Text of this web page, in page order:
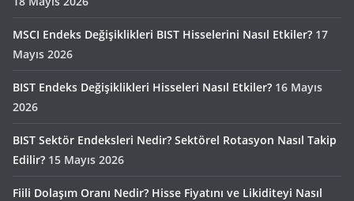
MSCI Endeks Değişiklikleri BIST Hisselerini Nasıl Etkiler? 17
Mayıs 2026
BIST Endeks Değişiklikleri Hisseleri Nasıl Etkiler? 16 Mayıs
2026
BIST Sektör Endeksleri Nedir? Sektörel Rotasyon Nasıl Takip
Edilir? 15 Mayıs 2026
Fiili Dolaşım Oranı Nedir? Hisse Fiyatını ve Likiditeyi Nasıl